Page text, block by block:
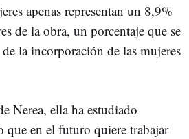
apenas representan un 8,9%
de la obra, un porcentaje que se
la incorporación de las mujeres
Nerea, ella ha estudiado
que en el futuro quiere trabajar